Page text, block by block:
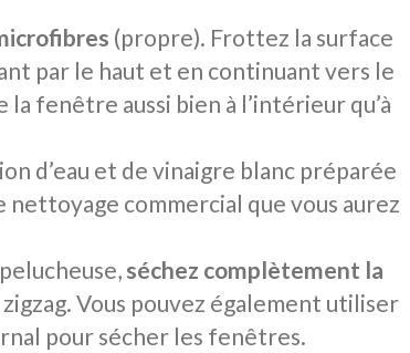
(propre). Frottez la surface
par le haut et en continuant vers le
la fenêtre aussi bien à l’intérieur qu’à
d’eau et de vinaigre blanc préparée
commercial que vous aurez
séchez complètement la
Vous pouvez également utiliser
pour sécher les fenêtres.